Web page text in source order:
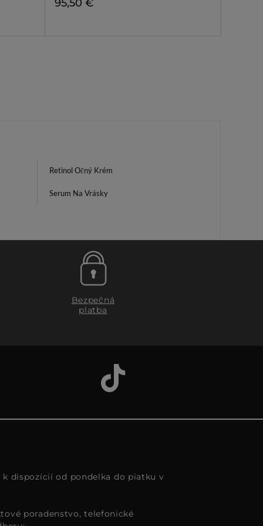
95,50 €
Retinol Očný Krém
Serum Na Vrásky
Bezpečná
platba
k dispozícií od pondelka do piatku v
poradenstvo, telefonické